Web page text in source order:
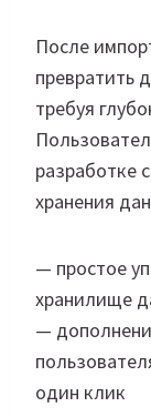
После
превратить
требуя
разработке
хранения
— простое
хранилище
—
один клик